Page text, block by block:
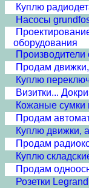
Куплю
Насосы
оборудования
Производители
Продам
Куплю
Визитки...
Кожаные сумки
Продам
Куплю движки,
Продам
Куплю
Продам
Розетки